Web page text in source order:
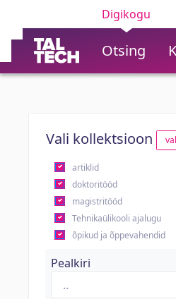
Digikogu
Otsing
Vali kollektsioon
artiklid
doktoritööd
magistritööd
Tehnikaülikooli ajalugu
õpikud ja õppevahendid
Pealkiri